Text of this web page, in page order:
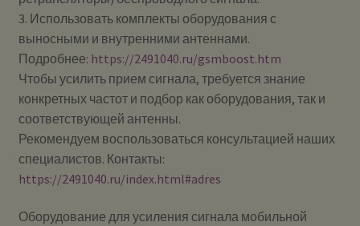
3. Использовать комплекты оборудования с
выносными и внутренними антеннами.
Подробнее: https://2491040.ru/gsmboost.htm
Чтобы усилить прием сигнала, требуется знание
конкретных частот и подбор как оборудования, так и
соответствующей антенны.
Рекомендуем воспользоваться консультацией наших
специалистов. Контакты:
https://2491040.ru/index.html#adres
Оборудование для усиления сигнала мобильной